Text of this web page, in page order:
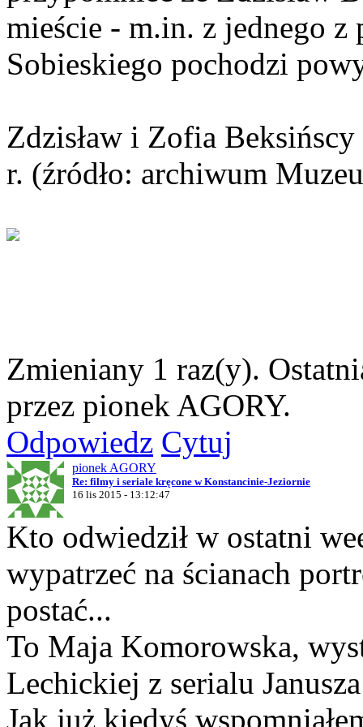
mieście - m.in. z jednego
Sobieskiego pochodzi
Zdzisław i Zofia
r. (źródło: archiwum
Zmieniany 1 raz(y).
przez pionek AGORY.
Odpowiedz Cytuj
pionek AGORY
Re: filmy i seriale kręcone w Konstancinie-Jeziornie
16 lis 2015 - 13:12:47
Kto odwiedził w ostatni
wypatrzeć na ścianach
postać...
To Maja Komorowska,
Lechickiej z serialu
Jak już kiedyś